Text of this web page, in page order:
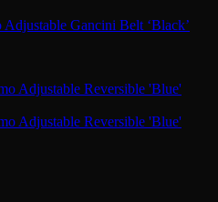
Gancini Belt ‘Black’